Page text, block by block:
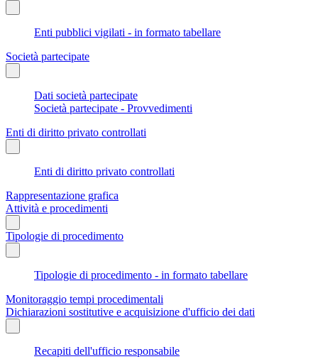
Enti pubblici vigilati - in formato tabellare
Società partecipate
Dati società partecipate
Società partecipate - Provvedimenti
Enti di diritto privato controllati
Enti di diritto privato controllati
Rappresentazione grafica
Attività e procedimenti
Tipologie di procedimento
Tipologie di procedimento - in formato tabellare
Monitoraggio tempi procedimentali
Dichiarazioni sostitutive e acquisizione d'ufficio dei dati
Recapiti dell'ufficio responsabile